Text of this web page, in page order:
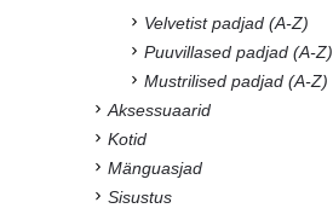
Velvetist padjad (A-Z)
Puuvillased padjad (A-Z)
Mustrilised padjad (A-Z)
Aksessuaarid
Kotid
Mänguasjad
Sisustus